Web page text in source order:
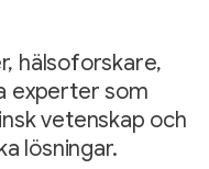
hälsoforskare,
experter som
vetenskap och
lösningar.